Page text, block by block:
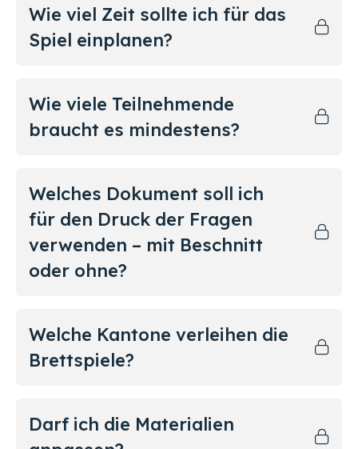
Wie viel Zeit sollte ich für das
Spiel einplanen?
Wie viele Teilnehmende
braucht es mindestens?
Welches Dokument soll ich
für den Druck der Fragen
verwenden – mit Beschnitt
oder ohne?
Welche Kantone verleihen die
Brettspiele?
Darf ich die Materialien